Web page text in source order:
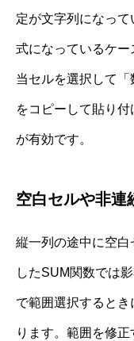
定が文字列になっ
式になっているケ
当セルを選択して
をコピーして貼り
が有効です。
空白セルや非連
縦一列の途中に空
したSUM関数では
で範囲選択すると
ります。範囲を修